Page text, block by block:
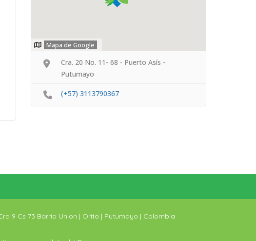
Mapa de Google
Cra. 20 No. 11- 68 - Puerto Asís -
Putumayo
(+57) 3113790367
9 Cs 73 Barrio Union | Orito | Putumayo | Colombia